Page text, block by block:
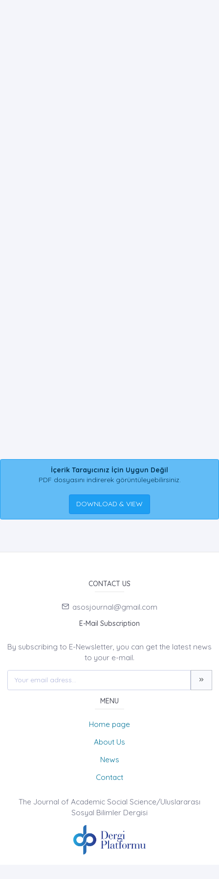
İçerik Tarayıcınız İçin Uygun Değil
PDF dosyasını indirerek görüntüleyebilirsiniz.
DOWNLOAD & VIEW
CONTACT US
asosjournal@gmail.com
E-Mail Subscription
By subscribing to E-Newsletter, you can get the latest news
to your e-mail.
MENU
Home page
About Us
News
Contact
The Journal of Academic Social Science/Uluslararası
Sosyal Bilimler Dergisi